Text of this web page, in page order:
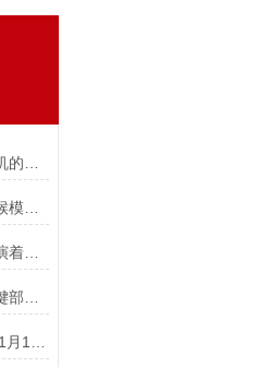
模拟高空低压试验机是重要的气候模拟设备